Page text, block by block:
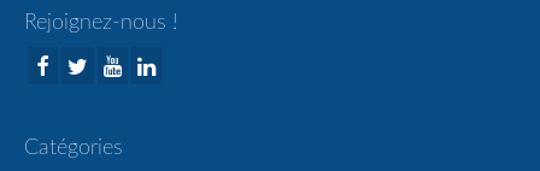
Rejoignez-nous !
Catégories